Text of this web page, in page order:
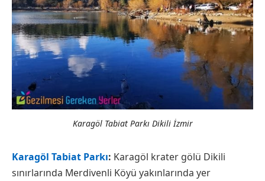
Karagöl Tabiat Parkı Dikili İzmir
Karagöl Tabiat Parkı: Karagöl krater gölü Dikili
sınırlarında Merdivenli Köyü yakınlarında yer